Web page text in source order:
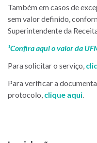
Também em casos de
sem valor definido,
Superintendente da
¹Confira aqui o valor da
Para solicitar o serviço,
Para verificar a
protocolo, clique aqui.